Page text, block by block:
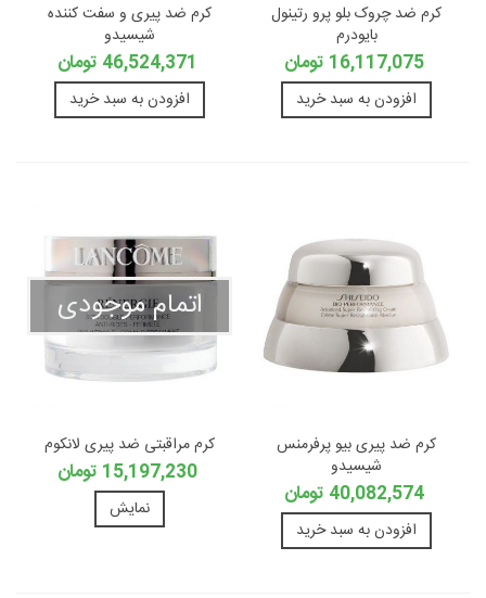
کرم ضد چروک بلو پرو رتینول
بایودرم
16,117,075 تومان
افزودن به سبد خرید
کرم ضد پیری و سفت کننده
شیسیدو
46,524,371 تومان
افزودن به سبد خرید
کرم ضد پیری بیو پرفرمنس
شیسیدو
40,082,574 تومان
افزودن به سبد خرید
اتمام موجودی
کرم مراقبتی ضد پیری لانکوم
15,197,230 تومان
نمایش